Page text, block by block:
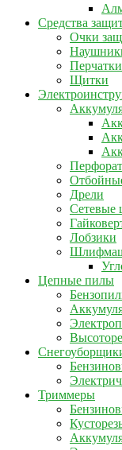
Средства
Очки
Перчатки
Щитки
Дрели
Сетевые
Лобзики
Цепные пилы
Триммеры